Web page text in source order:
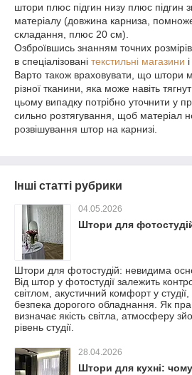
штори плюс підгин низу плюс підгин
матеріалу (довжина карниза,
складання, плюс 20 см).
Озброївшись знанням точних
в спеціалізовані текстильні магазини
Варто також враховувати, що штори
різної тканини, яка може навіть
цьому випадку потрібно уточнити у
сильно розтягування, щоб матеріал
розвішування штор на карнизі.
Інші статті рубрики
04.05.2026
Штори для
Штори для фотостудій: невидима
Від штор у фотостудії залежить
світлом, акустичний комфорт у
безпека дорогого обладнання. Як
визначає якість світла, атмосферу
рівень студії.
28.04.2026
Штори для кухні: